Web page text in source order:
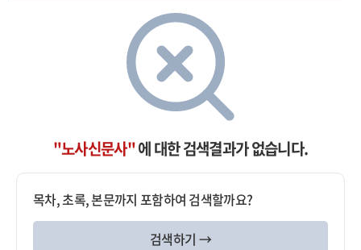
"노사신문사"에 대한 검색결과가 없습니다.
목차, 초록, 본문까지 포함하여 검색할까요?
검색하기 →